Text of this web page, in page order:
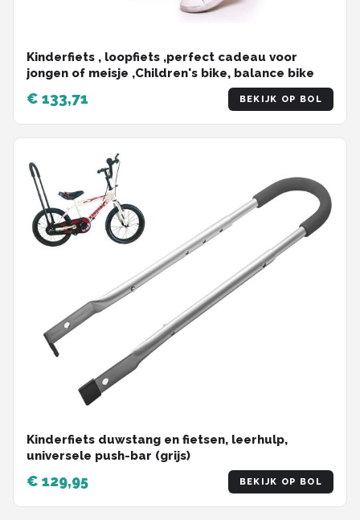
Kinderfiets , loopfiets ,perfect cadeau voor
jongen of meisje ,Children's bike, balance bike
€ 133,71 BEKIJK OP BOL
Kinderfiets duwstang en fietsen, leerhulp,
universele push-bar (grijs)
€ 129,95 BEKIJK OP BOL